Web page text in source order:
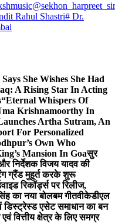
Rahul Shastri# Dr.
She Wishes She Had
A Rising Star In Acting
“Eternal Whispers Of
Krishnamoorthy In
Artha Sutram, An
For Personalized
Own Who
Mansion In Goaसुर
और निर्देशक विजय यादव की
ग्रैंड मुहूर्त करके शुरू
रिकॉर्ड्स पर रिलीज,
का नया बोलबम गीतवीकेडीएल
डिस्ट्रेस्ड एसेट समाधान का बन
वित्तीय क्षेत्र के लिए समग्र